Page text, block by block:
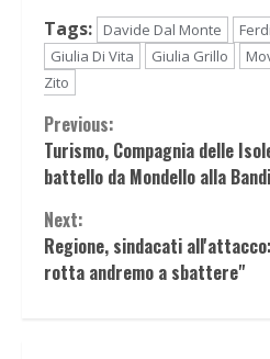
Tags:
Davide Dal Monte
Giulia Di Vita
Giulia Grillo
Zito
Continue
Reading
Previous:
Turismo, Compagnia delle
battello da Mondello alla
Next:
Regione, sindacati
rotta andremo a sbattere"